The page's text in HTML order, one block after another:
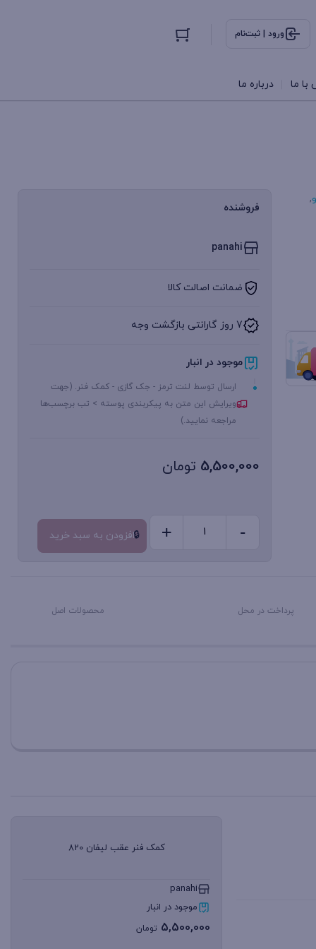
ورود | ثبت‌نام
با ما درباره ما
,
فروشنده
panahi
ضمانت اصالت کالا
7 روز گارانتی بازگشت وجه
موجود در انبار
ارسال توسط لنت ترمز - جک گازی - کمک فنر. (جهت
ویرایش این متن به پیکربندی پوسته > تب برچسب‌ها
مراجعه نمایید.)
5,500,000 تومان
820
-
+ افزودن به سبد خرید
پرداخت در محل محصولات اصل
کمک فنر عقب لیفان 820
panahi
موجود در انبار
5,500,000 تومان